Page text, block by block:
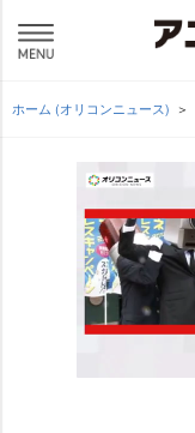
ホーム (オリコンニュース)